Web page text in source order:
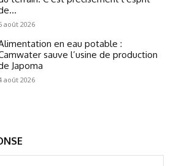
août 2026
en eau potable :
sauve l’usine de production
Japoma
août 2026